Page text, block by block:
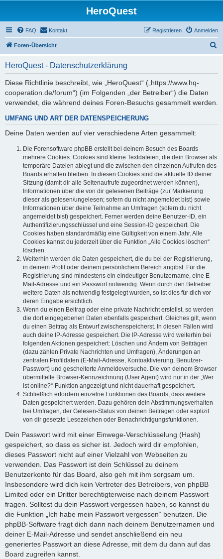
HeroQuest
FAQ Kontakt Anmelden
Registrieren
Foren-Übersicht
HeroQuest - Datenschutzerklärung
Diese Richtlinie beschreibt, wie „HeroQuest“ („https://www.hq-
cooperation.de/forum“) (im Folgenden „der Betreiber“) die Daten
verwendet, die während deines Foren-Besuchs gesammelt werden.
UMFANG UND ART DER DATENSPEICHERUNG
Deine Daten werden auf vier verschiedene Arten gesammelt:
Die Forensoftware phpBB erstellt bei deinem Besuch des Boards
mehrere Cookies. Cookies sind kleine Textdateien, die dein Browser als
temporäre Dateien ablegt und die zwischen den einzelnen Aufrufen des
Boards erhalten bleiben. In diesen Cookies sind die aktuelle ID deiner
Sitzung (damit dir alle Seitenaufrufe zugeordnet werden können),
Informationen über die von dir gelesenen Beiträge (zur Markierung
dieser als gelesen/ungelesen; sofern du nicht angemeldet bist) sowie
Informationen über deine Teilnahme an Umfragen (sofern du nicht
angemeldet bist) gespeichert. Ferner werden deine Benutzer-ID, ein
Authentifizierungsschlüssel und eine Session-ID gespeichert. Die
Cookies haben standardmäßig eine Gültigkeit von einem Jahr. Alle
Cookies kannst du jederzeit über die Funktion „Alle Cookies löschen“
löschen.
Weiterhin werden die Daten gespeichert, die du bei der Registrierung,
in deinem Profil oder deinem persönlichem Bereich angibst. Für die
Registrierung sind mindestens ein eindeutiger Benutzername, eine E-
Mail-Adresse und ein Passwort notwendig. Wenn durch den Betreiber
weitere Daten als notwendig festgelegt wurden, so ist dies für dich vor
deren Eingabe ersichtlich.
Wenn du einen Beitrag oder eine private Nachricht erstellst, so werden
die dort eingegebenen Daten ebenfalls gespeichert. Gleiches gilt, wenn
du einen Beitrag als Entwurf zwischenspeicherst. In diesen Fällen wird
auch deine IP-Adresse gespeichert. Die IP-Adresse wird weiterhin bei
folgenden Aktionen gespeichert: Löschen und Ändern von Beiträgen
(dazu zählen Private Nachrichten und Umfragen), Änderungen an
zentralen Profildaten (E-Mail-Adresse, Kontoaktivierung, Benutzer-
Passwort) und gescheiterte Anmeldeversuche. Die von deinem Browser
übermittelte Browser-Kennzeichnung (User Agent) wird nur in der „Wer
ist online?“-Funktion angezeigt und nicht dauerhaft gespeichert.
Schließlich erfordern einzelne Funktionen des Boards, dass weitere
Daten gespeichert werden. Dazu gehören dein Abstimmungsverhalten
bei Umfragen, der Gelesen-Status von deinen Beiträgen oder explizit
von dir gesetzte Lesezeichen oder Benachrichtigungsfunktionen.
Dein Passwort wird mit einer Einwege-Verschlüsselung (Hash)
gespeichert, so dass es sicher ist. Jedoch wird dir empfohlen,
dieses Passwort nicht auf einer Vielzahl von Webseiten zu
verwenden. Das Passwort ist dein Schlüssel zu deinem
Benutzerkonto für das Board, also geh mit ihm sorgsam um.
Insbesondere wird dich kein Vertreter des Betreibers, von phpBB
Limited oder ein Dritter berechtigterweise nach deinem Passwort
fragen. Solltest du dein Passwort vergessen haben, so kannst du
die Funktion „Ich habe mein Passwort vergessen“ benutzen. Die
phpBB-Software fragt dich dann nach deinem Benutzernamen und
deiner E-Mail-Adresse und sendet anschließend ein neu
generiertes Passwort an diese Adresse, mit dem du dann auf das
Board zugreifen kannst.